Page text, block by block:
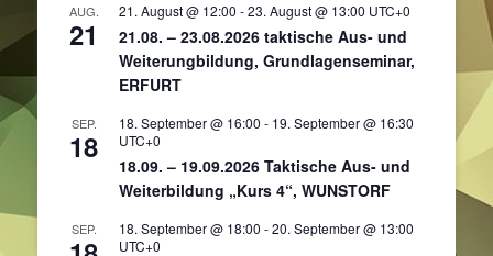
AUG.
21
21. August @ 12:00 -23. August @ 13:00 UTC+0
21.08. – 23.08.2026 taktische Aus- und
Weiterungbildung, Grundlagenseminar,
ERFURT
SEP.
18
18. September @ 16:00 - 19. September @ 16:30
UTC+0
18.09. – 19.09.2026 Taktische Aus- und
Weiterbildung „Kurs 4“, WUNSTORF
SEP. 18. September @ 18:00 -20. September @ 13:00
UTC+0